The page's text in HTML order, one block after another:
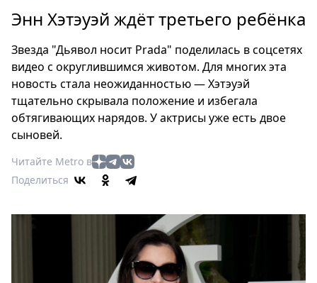
Россия
Здоровье
Еда
Туризм
Мода
Кино
Афиша
Выставки
Энн Хэтэуэй ждёт третьего ребёнка
Звезда "Дьявол носит Prada" поделилась в соцсетях
видео с округлившимся животом. Для многих эта
новость стала неожиданностью — Хэтэуэй
тщательно скрывала положение и избегала
обтягивающих нарядов. У актрисы уже есть двое
сыновей.
Читайте Metro в
Поделиться